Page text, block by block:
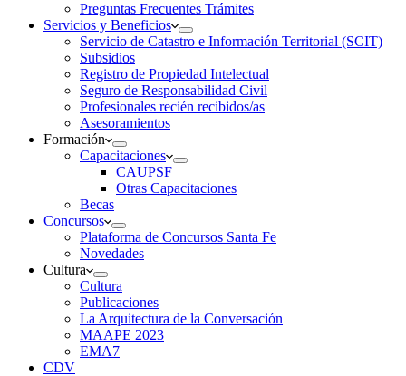
Preguntas Frecuentes Trámites
Servicios y Beneficios
Servicio de Catastro e Información Territorial (SCIT)
Subsidios
Registro de Propiedad Intelectual
Seguro de Responsabilidad Civil
Profesionales recién recibidos/as
Asesoramientos
Formación
Capacitaciones
CAUPSF
Otras Capacitaciones
Becas
Concursos
Plataforma de Concursos Santa Fe
Novedades
Cultura
Cultura
Publicaciones
La Arquitectura de la Conversación
MAAPE 2023
EMA7
CDV